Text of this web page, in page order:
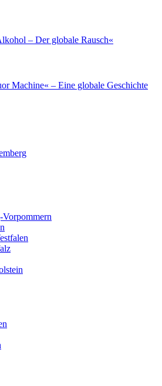
– Der globale Rausch«
Machine« ‒ Eine globale Geschichte